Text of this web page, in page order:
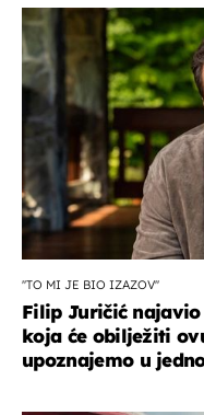
''TO MI JE BIO IZAZOV''
Filip Juričić
koja će obilježiti
upoznajemo u